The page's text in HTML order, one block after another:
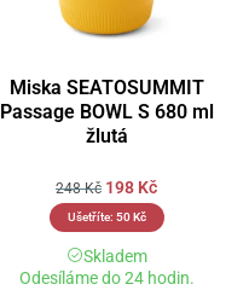
Miska SEATOSUMMIT
Passage BOWL S 680 ml
žlutá
248Kč 198 Kč
Ušetříte: 50Kč
Skladem
Odesíláme do 24 hodin.